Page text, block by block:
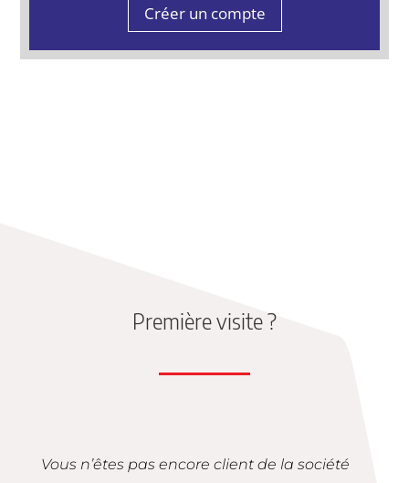
Créer un compte
Première visite ?
Vous n’êtes pas encore client de la société